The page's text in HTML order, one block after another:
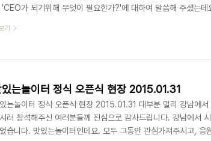
'CEO가 되기위해 무엇이 필요한가?'에 대하여 말씀해 주셨는
. 디액션 최정욱 대표님 강의 모습입니다. (위) 최정욱 대표님만
기
있는놀이터 정식 오픈식 현장 2015.01.31
는놀이터 정식 오픈식 현장 2015.01.31 대부분 멀리 강남에
러 참석해주신 여러분들께 진심으로 감사드립니다. 강남에서
습니다. 맛있는놀이터인데요. 모두 그동안 관심가져주시고, 응